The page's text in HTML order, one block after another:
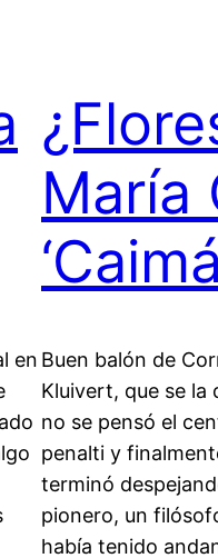
en
María
Buen balón de
Kluivert, que se la
no se pensó el
penalti y
terminó
pionero, un
había tenido